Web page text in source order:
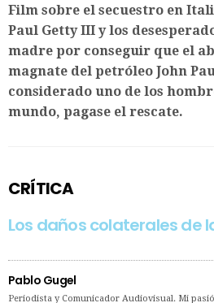
Film sobre el secuestro en
Paul Getty III y los
madre por conseguir que el
magnate del petróleo John
considerado uno de los
mundo, pagase el rescate.
CRÍTICA
Los daños colaterales de
Pablo Gugel
Periodista y Comunicador Audiovisual. Mi